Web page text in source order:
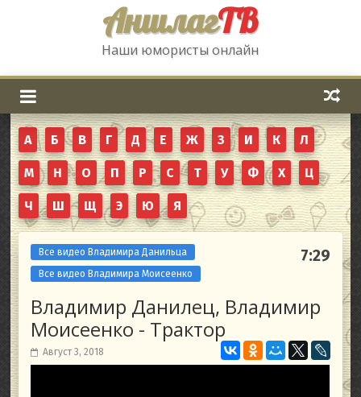
АншлагТВ
Наши юмористы онлайн
А Б В Г Д Е Ж З И К Л
М Н О П Р С Т У Ф Х Ц
Ч Ш Щ Э Ю Я
Все видео Владимира Данильца
Все видео Владимира Моисеенко
7:29
Владимир Данилец, Владимир
Моисеенко - Трактор
Август 3, 2018